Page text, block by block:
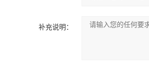
补充说明：